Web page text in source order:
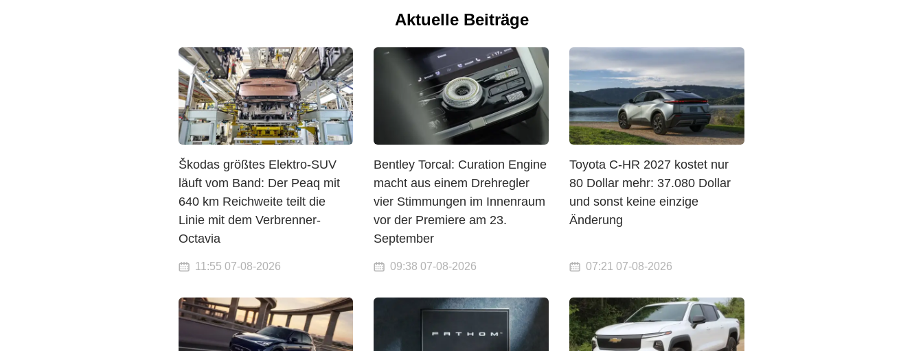
Aktuelle Beiträge
Škodas größtes Elektro-SUV
läuft vom Band: Der Peaq mit
640 km Reichweite teilt die
Linie mit dem Verbrenner-
Octavia
11:55 07-08-2026
Bentley Torcal: Curation Engine
macht aus einem Drehregler
vier Stimmungen im Innenraum
vor der Premiere am 23.
September
09:38 07-08-2026
Toyota C-HR 2027 kostet nur
80 Dollar mehr: 37.080 Dollar
und sonst keine einzige
Änderung
07:21 07-08-2026